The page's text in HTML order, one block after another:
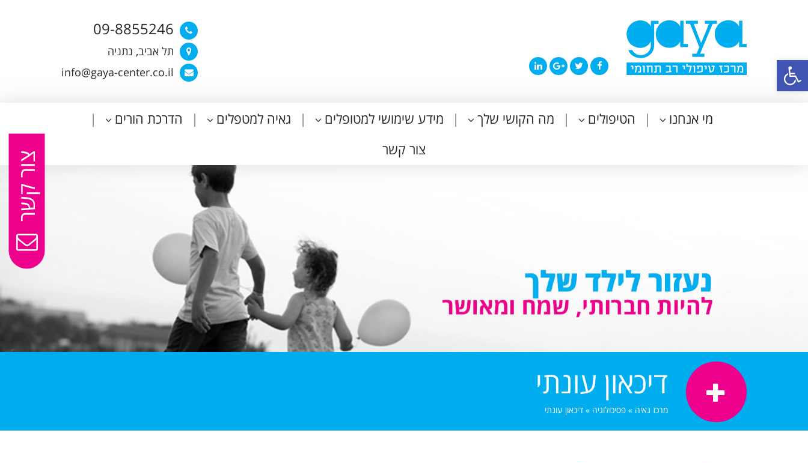
פתח סרגל נגישות
09-8855246
תל אביב, נתניה
info@gaya-center.co.il
מי אנחנו הטיפולים מה הקושי שלך מידע שימושי למטופלים גאיה למטפלים
הדרכת הורים
צור קשר
דיכאון עונתי
מרכז גאיה » פסיכולוגיה » דיכאון עונתי
צור קשר